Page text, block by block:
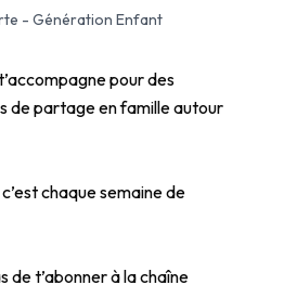
- Génération Enfant
0:00 ⛶ Plein écran
pour des
de partage en famille autour
chaque semaine de
de t’abonner à la chaîne